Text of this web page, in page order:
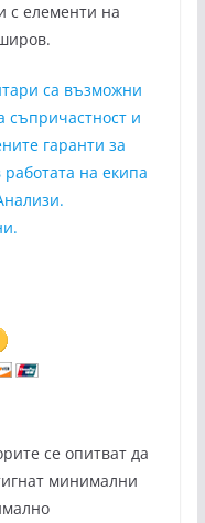
с елементи на
са възможни
съпричастност и
гаранти за
на екипа
се опитват да
минимални